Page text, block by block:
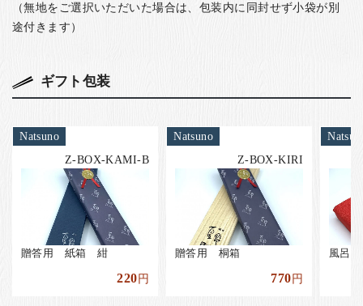
（無地をご選択いただいた場合は、包装内に同封せず小袋が別
途付きます）
ギフト包装
Natsuno
Z-BOX-KAMI-B
贈答用 紙箱 紺
220円
Natsuno
Z-BOX-KIRI
贈答用 桐箱
770円
風呂